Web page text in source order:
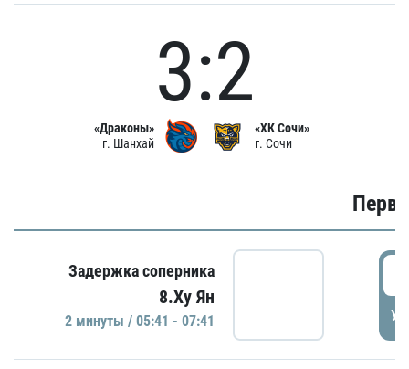
«Драконы»
г. Шанхай
3:2
«ХК Сочи»
г. Сочи
Задержка соперника
8.Ху Ян
2 минуты / 05:41 - 07:41